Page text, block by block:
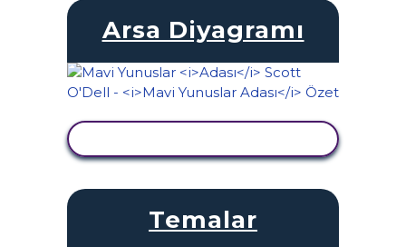
Arsa Diyagramı
Temalar